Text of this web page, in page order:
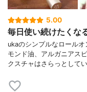
5.00
毎日使い続けたくな
ukaのシンプルなロール
モンド油、アルガニアス
クスチャはさらっとして